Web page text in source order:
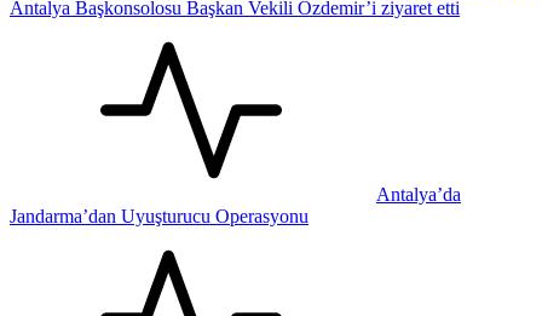
Antalya Başkonsolosu Başkan Vekili Özdemir’i ziyaret etti
Antalya’da
Jandarma’dan Uyuşturucu Operasyonu